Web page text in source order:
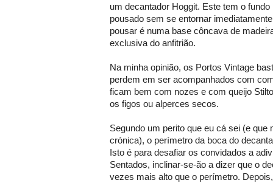
um decantador Hoggit. Este tem o
pousado sem se entornar
pousar é numa base côncava de
exclusiva do anfitrião.
Na minha opinião, os Portos Vintage
perdem em ser acompanhados com
ficam bem com nozes e com queijo
os figos ou alperces secos.
Segundo um perito que eu cá sei (e que
crónica), o perímetro da boca do
Isto é para desafiar os convidados a
Sentados, inclinar-se-ão a dizer que o
vezes mais alto que o perímetro.